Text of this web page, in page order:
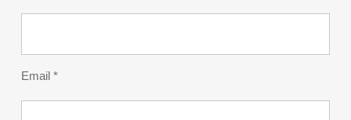
Email *